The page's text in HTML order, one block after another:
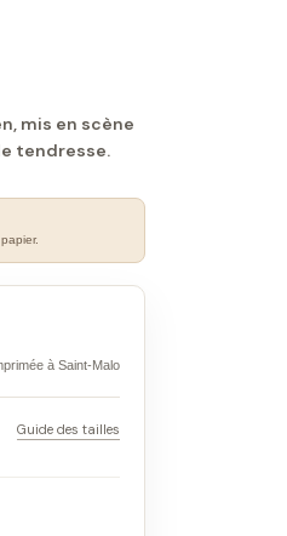
mis en scène
tendresse.
à Saint-Malo
Guide des tailles